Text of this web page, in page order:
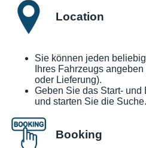
Location
Sie können jeden
Ihres Fahrzeugs
oder Lieferung).
Geben Sie das Start- und
und starten Sie die Suche.
Booking